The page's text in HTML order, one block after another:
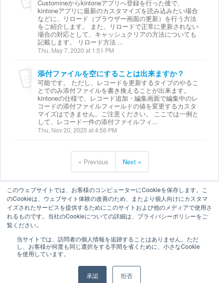
このウェブサイトでは、お客様のコンピューターにCookieを保存します。こ
のCookieは、ウェブサイト体験の改善のため、またより個人向けにカスタマ
イズされたサービスを提供するためにこのサイトおよび他のメディアで使用さ
れるものです。当社のCookieについての詳細は、プライバシーポリシーをご
覧ください。
当サイトでは、訪問者の個人情報を追跡することはありません。ただ
し、お客様が何度も同じ選択をする手間を省くために、小さなCookie
を使用しています。
承認 拒否
Customineからkintoneアプリへ登録を行った後で、
kintoneアプリに最新のカスタマイズを読み込みたい場合
などに、リロード（ブラウザー画面の更新）を行う方法
をご紹介します。 また、リロードで正常に更新されない
場合の対応として、キャッシュクリアの方法についても
記載します。 リロード方法 ...
Thu, May 7, 2020 at 1:51 PM
添付ファイルを空にすることは出来ますか？
可能です。 ただし、レコードを更新するタイプのやるこ
とでのみ添付ファイルを書き換えることが出来ます。
kintoneの仕様で、レコード追加・編集画面で編集中のレ
コードの添付ファイルフィールドの値を変更するカスタ
マイズはできません。ご注意ください。 ここでは一例と
して、レコード一件の添付ファイルフィ...
Thu, Nov 20, 2025 at 4:56 PM
« Previous Next »